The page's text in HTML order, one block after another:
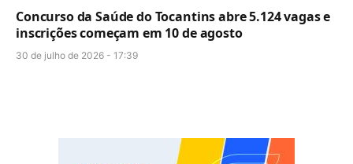
Concurso da Saúde do Tocantins abre 5.124 vagas e
inscrições começam em 10 de agosto
30 de julho de 2026 - 17:39